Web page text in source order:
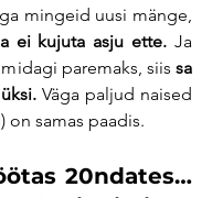
mingeid uusi mänge,
ei kujuta asju ette. Ja
paremaks, siis sa
Väga paljud naised
on samas paadis.
20ndates…